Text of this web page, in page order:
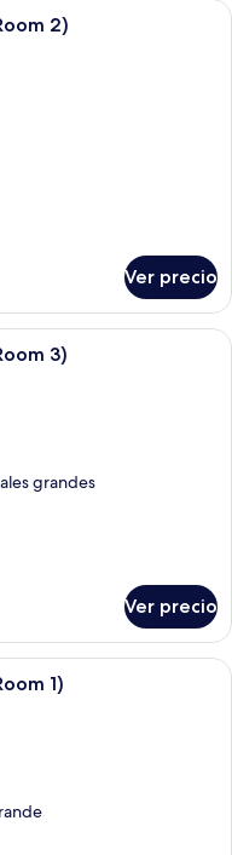
cocina moderna con protector
2)
Ver precio
de hotel moderna
3)
grandes
Ver precio
cocina moderna con protector
1)